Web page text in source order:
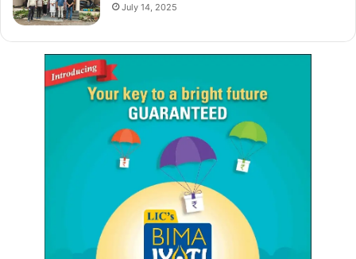
July 14, 2025